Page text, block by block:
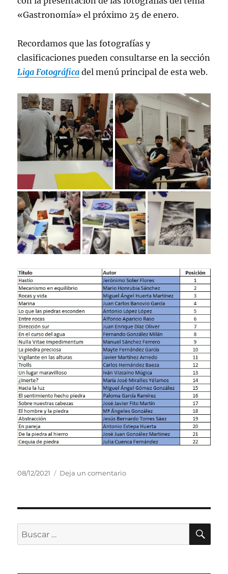
«Gastronomía» el próximo 25 de enero.
Recordamos que las fotografías y
clasificaciones pueden consultarse en la sección
Liga Fotográfica del menú principal de esta web.
Publicado
08/12/2021 Deja un comentarioen
Liga.
Jornada
Buscar
por: